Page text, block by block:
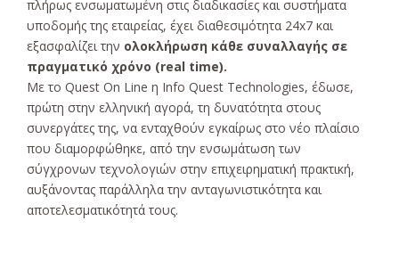
πλήρως ενσωματωμένη στις διαδικασίες και συστήματα
υποδομής της εταιρείας, έχει διαθεσιμότητα 24x7 και
εξασφαλίζει την ολοκλήρωση κάθε συναλλαγής σε
πραγματικό χρόνο (real time).
Με το Quest On Line η Info Quest Technologies, έδωσε,
πρώτη στην ελληνική αγορά, τη δυνατότητα στους
συνεργάτες της, να ενταχθούν εγκαίρως στο νέο πλαίσιο
που διαμορφώθηκε, από την ενσωμάτωση των
σύγχρονων τεχνολογιών στην επιχειρηματική πρακτική,
αυξάνοντας παράλληλα την ανταγωνιστικότητα και
αποτελεσματικότητά τους.